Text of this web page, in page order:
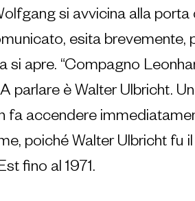
si avvicina alla
esita brevemente,
si apre. “Compagno
parlare è Walter Ulbricht.
fa accendere
poiché Walter Ulbricht fu
fino al 1971.